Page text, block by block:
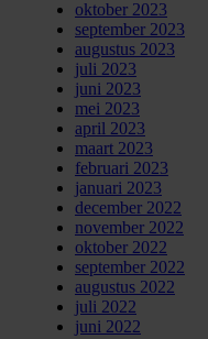
oktober 2023
september 2023
augustus 2023
juli 2023
juni 2023
mei 2023
april 2023
maart 2023
februari 2023
januari 2023
december 2022
november 2022
oktober 2022
september 2022
augustus 2022
juli 2022
juni 2022